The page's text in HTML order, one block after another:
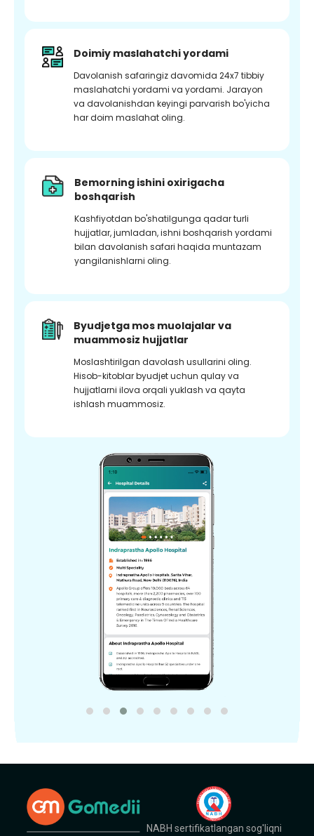
Doimiy maslahatchi yordami
Davolanish safaringiz davomida 24x7 tibbiy
maslahatchi yordami va yordami. Jarayon
va davolanishdan keyingi parvarish bo'yicha
har doim maslahat oling.
Bemorning ishini oxirigacha
boshqarish
Kashfiyotdan bo'shatilgunga qadar turli
hujjatlar, jumladan, ishni boshqarish yordami
bilan davolanish safari haqida muntazam
yangilanishlarni oling.
Byudjetga mos muolajalar va
muammosiz hujjatlar
Moslashtirilgan davolash usullarini oling.
Hisob-kitoblar byudjet uchun qulay va
hujjatlarni ilova orqali yuklash va qayta
ishlash muammosiz.
NABH sertifikatlangan sog'liqni